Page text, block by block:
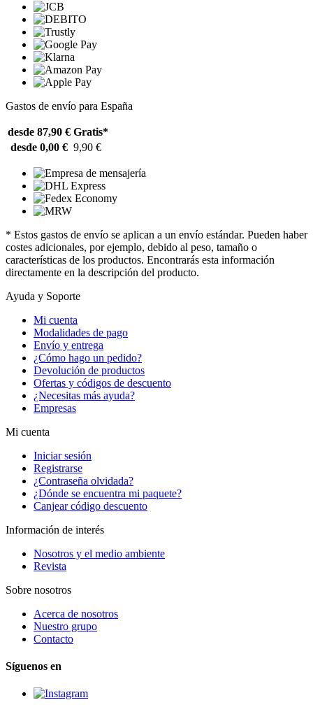
Gastos de envío para España
desde 87,90 € Gratis*
desde 0,00 € 9,90 €
* Estos gastos de envío se aplican a un envío estándar. Pueden haber
costes adicionales, por ejemplo, debido al peso, tamaño o
características de los productos. Encontrarás esta información
directamente en la descripción del producto.
Ayuda y Soporte
Mi cuenta
Modalidades de pago
Envío y entrega
¿Cómo hago un pedido?
Devolución de productos
Ofertas y códigos de descuento
¿Necesitas más ayuda?
Empresas
Mi cuenta
Iniciar sesión
Registrarse
¿Contraseña olvidada?
¿Dónde se encuentra mi paquete?
Canjear código descuento
Información de interés
Nosotros y el medio ambiente
Revista
Sobre nosotros
Acerca de nosotros
Nuestro grupo
Contacto
Síguenos en